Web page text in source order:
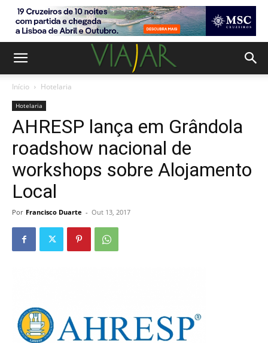
Início Hotelaria
Hotelaria
AHRESP lança em Grândola
roadshow nacional de
workshops sobre Alojamento
Local
Por Francisco Duarte - Out 13, 2017